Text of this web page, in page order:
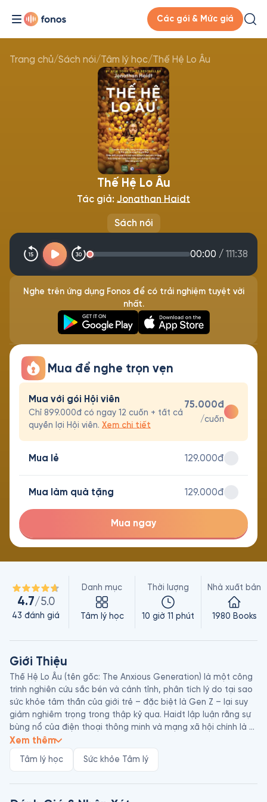
Các gói & Mức giá
Trang chủ/Sách nói/Tâm lý học/Thế Hệ Lo Âu
Sách nói
Thế Hệ Lo Âu
Tác giả: Jonathan Haidt
00:00 / 111:38
Nghe trên ứng dụng Fonos để có trải nghiệm tuyệt vời
nhất.
Mua để nghe trọn vẹn
Mua với gói Hội viên
Chỉ 899.000đ có ngay 12 cuốn + tất cả
quyền lợi Hội viên. Xem chi tiết
75.000đ
/cuốn
Mua lẻ 129.000đ
Mua làm quà tặng 129.000đ
Mua ngay
4.7/5.0
43 đánh giá
Danh mục
Tâm lý học
Thời lượng
10 giờ 11 phút
Nhà xuất bản
1980 Books
Giới Thiệu
Thế Hệ Lo Âu (tên gốc: The Anxious Generation) là một công
trình nghiên cứu sắc bén và cảnh tỉnh, phân tích lý do tại sao
sức khỏe tâm thần của giới trẻ – đặc biệt là Gen Z – lại suy
giảm nghiêm trọng trong thập kỷ qua. Haidt lập luận rằng sự
bùng nổ của điện thoại thông minh và mạng xã hội chính là
nguyên nhân trung tâm tạo ra “thế hệ lo âu”, bắt đầu từ năm
(The Great Rewiring of Childhood) – khi thời thơ ấu chuyển từ
Xem thêm
Tâm lý học Sức khỏe Tâm lý